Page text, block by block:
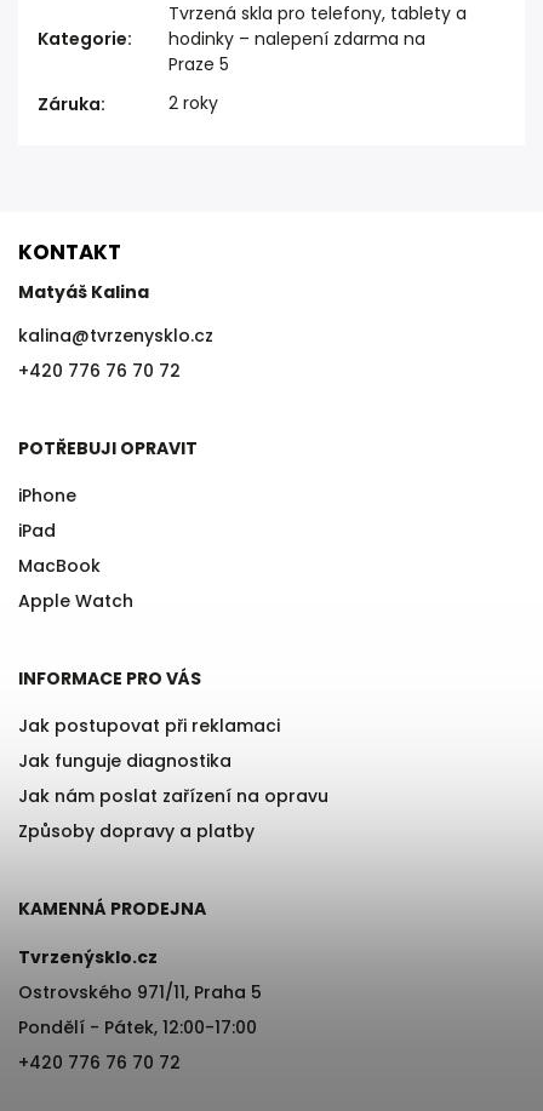
Kategorie:
Tvrzená skla pro telefony, tablety a
hodinky – nalepení zdarma na
Praze 5
Záruka: 2 roky
KONTAKT
Matyáš Kalina
kalina@tvrzenysklo.cz
+420 776 76 70 72
POTŘEBUJI OPRAVIT
iPhone
iPad
MacBook
Apple Watch
INFORMACE PRO VÁS
Jak postupovat při reklamaci
Jak funguje diagnostika
Jak nám poslat zařízení na opravu
Způsoby dopravy a platby
KAMENNÁ PRODEJNA
Tvrzenýsklo.cz
Ostrovského 971/11, Praha 5
Pondělí - Pátek, 12:00-17:00
+420 776 76 70 72